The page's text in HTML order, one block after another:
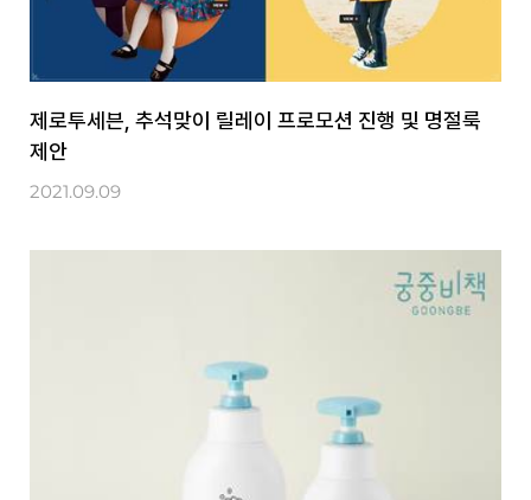
제로투세븐, 추석맞이 릴레이 프로모션 진행 및 명절룩
제안
2021.09.09